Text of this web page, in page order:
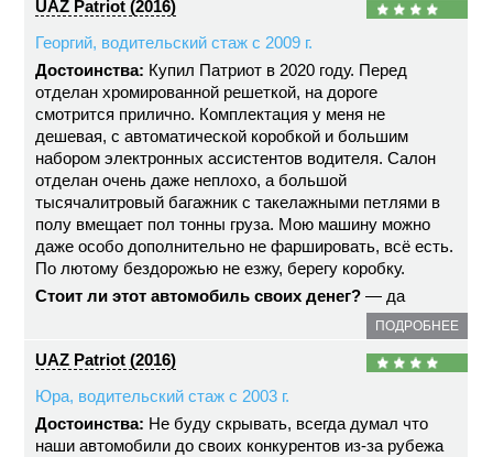
UAZ Patriot (2016)
Георгий, водительский стаж с 2009 г.
Достоинства: Купил Патриот в 2020 году. Перед
отделан хромированной решеткой, на дороге
смотрится прилично. Комплектация у меня не
дешевая, с автоматической коробкой и большим
набором электронных ассистентов водителя. Салон
отделан очень даже неплохо, а большой
тысячалитровый багажник с такелажными петлями в
полу вмещает пол тонны груза. Мою машину можно
даже особо дополнительно не фаршировать, всё есть.
По лютому бездорожью не езжу, берегу коробку.
Стоит ли этот автомобиль своих денег? — да
ПОДРОБНЕЕ
UAZ Patriot (2016)
Юра, водительский стаж с 2003 г.
Достоинства: Не буду скрывать, всегда думал что
наши автомобили до своих конкурентов из-за рубежа